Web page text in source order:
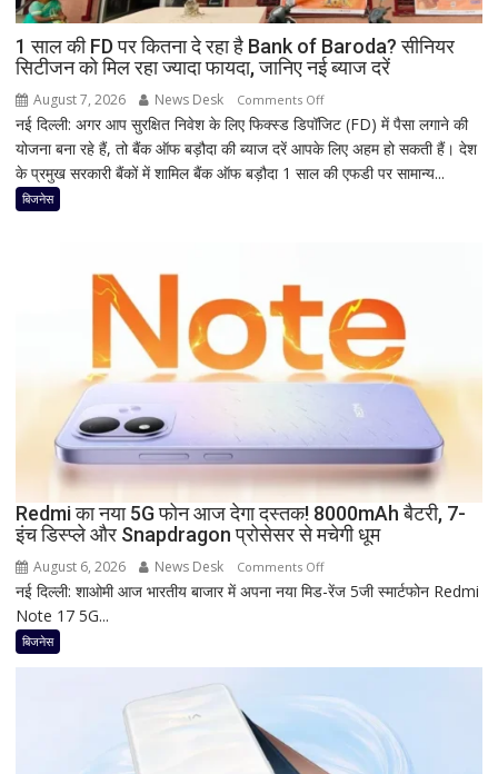
जानिए
हृदयपीठ
का
1 साल की FD पर कितना दे रहा है Bank of Baroda? सीनियर
सिटीजन को मिल रहा ज्यादा फायदा, जानिए नई ब्याज दरें
August 7, 2026 News Desk Comments Offon
1
साल
की
है
Bank
of
को
मिल
रहा
ज्यादा
फायदा,
जानिए
नई दिल्ली: अगर आप सुरक्षित निवेश के लिए फिक्स्ड डिपॉजिट (FD) में पैसा लगाने की
योजना बना रहे हैं, तो बैंक ऑफ बड़ौदा की ब्याज दरें आपके लिए अहम हो सकती हैं। देश
के प्रमुख सरकारी बैंकों में शामिल बैंक ऑफ बड़ौदा 1 साल की एफडी पर सामान्य...
बिजनेस
Redmi का नया 5G फोन आज देगा दस्तक! 8000mAh बैटरी, 7-
इंच डिस्प्ले और Snapdragon प्रोसेसर से मचेगी धूम
August 6, 2026 News Desk Comments Offon
Redmi
5G
दस्तक!
नई दिल्ली: शाओमी आज भारतीय बाजार में अपना नया मिड-रेंज 5जी स्मार्टफोन Redmi
Note 17 5G...
बिजनेस